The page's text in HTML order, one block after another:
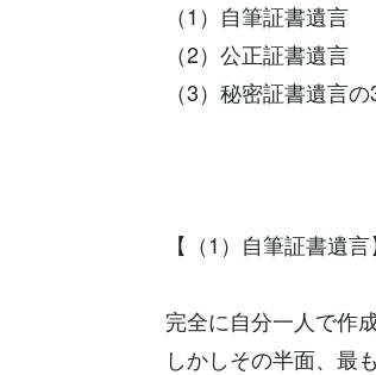
（1）自筆証書遺言
（2）公正証書遺言
（3）秘密証書遺言
【（1）自筆証書遺言
完全に自分一人で作
しかしその半面、最